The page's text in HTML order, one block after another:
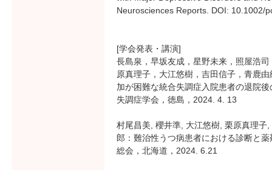
Neurosciences Reports. DOI: 10.1002/
[学会発表・講演]
長島泉，早坂友成，星野未来，照屋浩
原真理子，大江悠樹，吉田信子，青鹿
加が困難な統合失調症入院患者の退院
失調症学会，徳島，2024. 4. 13
村尾昌美, 櫻井準, 大江悠樹, 栗原真理
郎：難治性うつ病患者における診断と
総会，北海道，2024. 6.21